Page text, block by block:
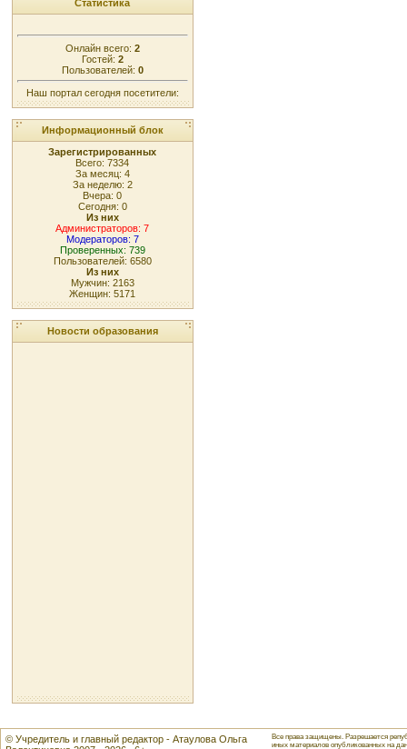
Статистика
Онлайн всего: 2
Гостей: 2
Пользователей: 0
Наш портал сегодня посетители:
Информационный блок
Зарегистрированных
Всего: 7334
За месяц: 4
За неделю: 2
Вчера: 0
Сегодня: 0
Из них
Администраторов: 7
Модераторов: 7
Проверенных: 739
Пользователей: 6580
Из них
Мужчин: 2163
Женщин: 5171
Новости образования
© Учредитель и главный редактор - Атаулова Ольга
Все права защищены. Разрешается
иных материалов опубликованных на